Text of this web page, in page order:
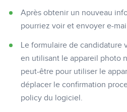
Après obtenir un nouveau
pourriez voir et envoyer e-
Le formulaire de candidature
en utilisant le appareil photo
peut-être pour utiliser le
déplacer le confirmation
policy du logiciel.